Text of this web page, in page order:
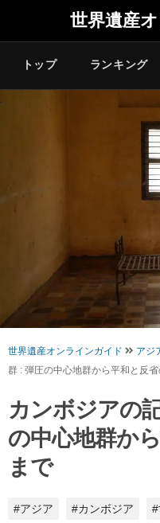
世界遺産
トップ ランキング
世界遺産オンラインガイド アジ
群 : 弾圧の中心地群から平和と反
カンボジアの
の中心地群か
まで
#アジア #カンボジア